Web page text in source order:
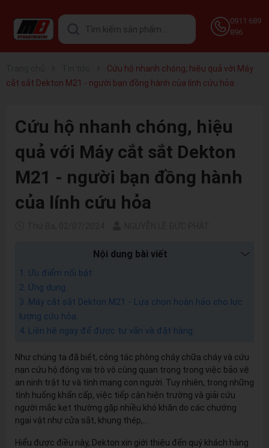
0911 689
896
Cứu hộ nhanh chóng, hiệu quả với Máy
cắt sắt Dekton M21 - người bạn đồng hành của lính cứu hỏa
Cứu hộ nhanh chóng, hiệu
quả với Máy cắt sắt Dekton
M21 - người bạn đồng hành
của lính cứu hỏa
Nội dung bài viết
1. Ưu điểm nổi bật:
2. Ứng dụng:
3. Máy cắt sắt Dekton M21 - Lựa chọn hoàn hảo cho lực
lượng cứu hỏa:
4. Liên hệ ngay để được tư vấn và đặt hàng:
Như chúng ta đã biết, công tác phòng cháy chữa cháy và cứu
nạn cứu hộ đóng vai trò vô cùng quan trọng trong việc bảo vệ
an ninh trật tự và tính mạng con người. Tuy nhiên, trong những
tình huống khẩn cấp, việc tiếp cận hiện trường và giải cứu
người mắc kẹt thường gặp nhiều khó khăn do các chướng
ngại vật như cửa sắt, khung thép,...
Hiểu được điều này, Dekton xin giới thiệu đến quý khách hàng